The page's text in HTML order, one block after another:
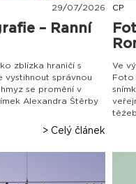
29/07/2026
– Ranní
zblízka hraničí s
vystihnout správnou
se promění v
Alexandra Štěrby
> Celý článek
CP
Ve
Foto